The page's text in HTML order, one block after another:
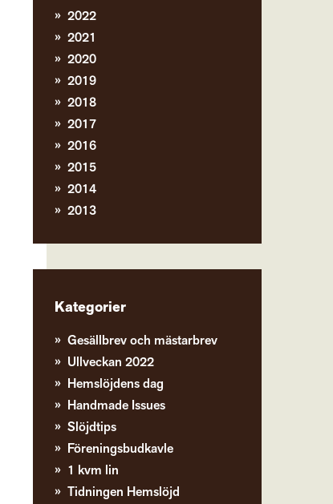
2022
2021
2020
2019
2018
2017
2016
2015
2014
2013
Kategorier
Gesällbrev och mästarbrev
Ullveckan 2022
Hemslöjdens dag
Handmade Issues
Slöjdtips
Föreningsbudkavle
1 kvm lin
Tidningen Hemslöjd